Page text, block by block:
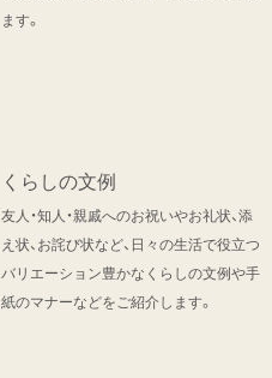
ます。
くらしの文例
友人・知人・親戚へのお祝いやお礼状、添
え状、お詫び状など、日々の生活で役立つ
バリエーション豊かなくらしの文例や手
紙のマナーなどをご紹介します。